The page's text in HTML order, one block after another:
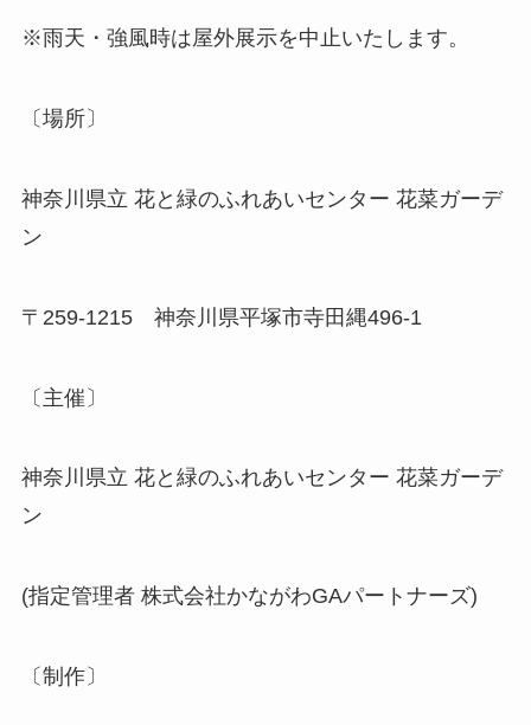
※雨天・強風時は屋外展示を中止いたします。
〔場所〕
神奈川県立 花と緑のふれあいセンター 花菜ガーデ
ン
〒259-1215 神奈川県平塚市寺田縄496-1
〔主催〕
神奈川県立 花と緑のふれあいセンター 花菜ガーデ
ン
(指定管理者 株式会社かながわGAパートナーズ)
〔制作〕